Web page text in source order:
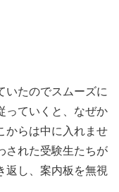
いたのでスムーズに
ていくと、なぜか
からは中に入れませ
された受験生たちが
返し、案内板を無視